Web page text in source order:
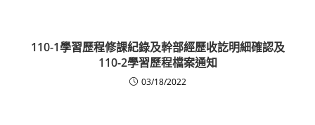
110-1學習歷程修課紀錄及幹部經歷收訖明細確認及
110-2學習歷程檔案通知
03/18/2022